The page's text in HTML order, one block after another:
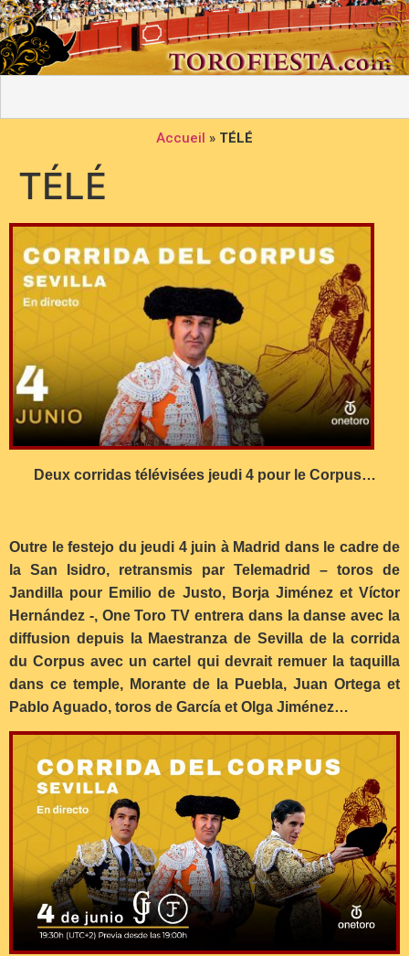
Accueil » TÉLÉ
TÉLÉ
Deux corridas télévisées jeudi 4 pour le Corpus…
Outre le festejo du jeudi 4 juin à Madrid dans le cadre de
la San Isidro, retransmis par Telemadrid – toros de
Jandilla pour Emilio de Justo, Borja Jiménez et Víctor
Hernández -, One Toro TV entrera dans la danse avec la
diffusion depuis la Maestranza de Sevilla de la corrida
du Corpus avec un cartel qui devrait remuer la taquilla
dans ce temple, Morante de la Puebla, Juan Ortega et
Pablo Aguado, toros de García et Olga Jiménez…